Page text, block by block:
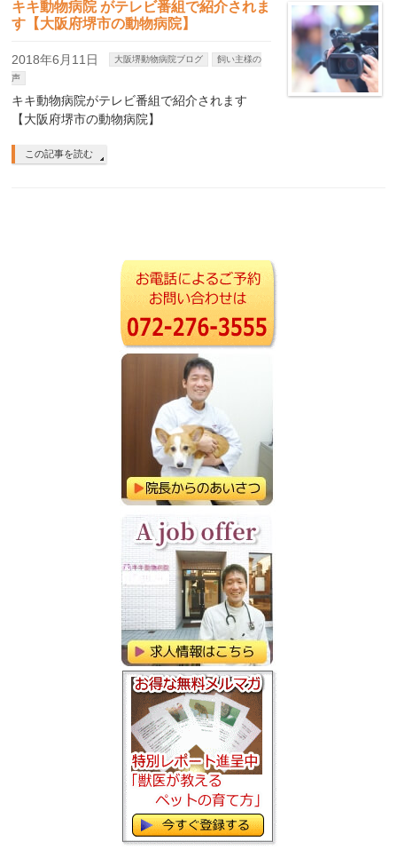
キキ動物病院 がテレビ番組で紹介されま
す【大阪府堺市の動物病院】
2018年6月11日 大阪堺動物病院ブログ
飼い主様の
声
キキ動物病院がテレビ番組で紹介されます
【大阪府堺市の動物病院】
この記事を読む